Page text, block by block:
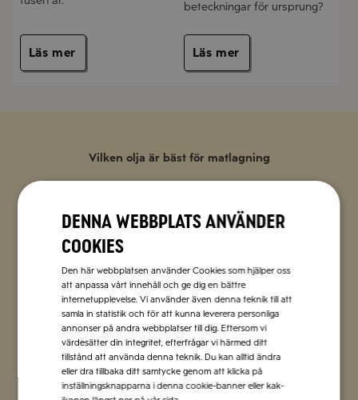
Läs mer
beteckningar för ursprung?
Läs mer
Vilken olja är bäst för matlagning
Olivolja passar utmärkt till både kall och
varm matlagning. Använd en mild olivolja
som grund i matlagningen och en mer
smakrik olivolja som krydda.
Olivolja i matlagning
Denna webbplats använder
cookies
Den här webbplatsen använder Cookies som hjälper oss
att anpassa vårt innehåll och ge dig en bättre
internetupplevelse. Vi använder även denna teknik till att
samla in statistik och för att kunna leverera personliga
annonser på andra webbplatser till dig. Eftersom vi
värdesätter din integritet, efterfrågar vi härmed ditt
tillstånd att använda denna teknik. Du kan alltid ändra
eller dra tillbaka ditt samtycke genom att klicka på
inställningsknapparna i denna cookie-banner eller kak-